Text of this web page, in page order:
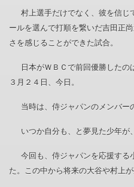
村上選手だけでなく、彼を信じ
ールを選んで打順を繋いだ吉田正
さを感じることができた試合。
日本がＷＢＣで前回優勝した
３月２４日、今日。
当時は、侍ジャパンのメンバー
いつか自分も、と夢見た少年が
今回も、侍ジャパンを応援する
た。この中から将来の大谷や村上